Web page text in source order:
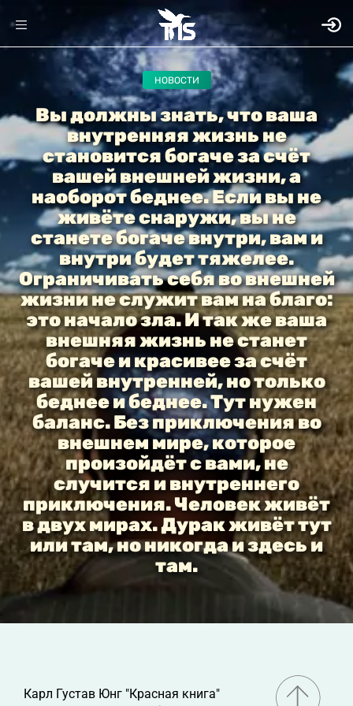
НОВОСТИ
Вы должны знать, что ваша
внутренняя жизнь не
становится богаче за счёт
вашей внешней жизни, а
наоборот беднее. Если вы не
живёте снаружи, вы не
станете богаче внутри, вам и
внутри будет тяжелее.
Ограничивать себя во внешней
жизни не служит вам на благо:
это начало зла. И так же ваша
внешняя жизнь не станет
богаче и красивее за счёт
вашей внутренней, но только
беднее и беднее. Тут нужен
баланс. Без приключения во
внешнем мире, которое
произойдёт с вами, не
случится и внутреннего
приключения. Человек живёт
в двух мирах. Дурак живёт тут
или там, но никогда и здесь и
там.
Карл Густав Юнг "Красная книга"